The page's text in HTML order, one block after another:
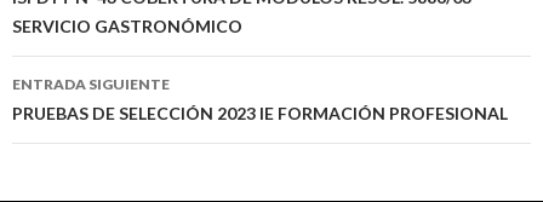
entradas
SERVICIO GASTRONÓMICO
ENTRADA SIGUIENTE
PRUEBAS DE SELECCIÓN 2023 IE FORMACIÓN PROFESIONAL